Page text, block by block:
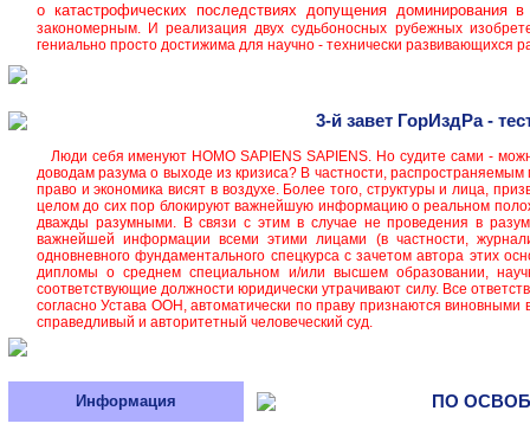
о катастрофических последствиях допущения доминирования
закономерным. И реализация двух судьбоносных рубежных
гениально просто достижима для научно - технически развивающихся
3-й завет ГорИздРа -
Люди себя именуют HOMO SAPIENS SAPIENS. Но судите сами -
доводам разума о выходе из кризиса? В частности,
право и экономика висят в воздухе. Более того, структуры и лица,
целом до сих пор блокируют важнейшую информацию о реальном
дважды разумными. В связи с этим в случае не проведения в
важнейшей информации всеми этими лицами (в частности,
одновневного фундаментального спецкурса с зачетом автора этих
дипломы о среднем специальном и/или высшем образовании,
соответствующие должности юридически утрачивают силу. Все
согласно Устава ООН, автоматически по праву признаются
справедливый и авторитетный человеческий суд.
Информация ПО